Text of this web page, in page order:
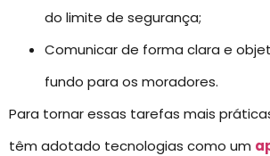
do limite de segurança;
Comunicar de forma clara e
fundo para os moradores.
Para tornar essas tarefas mais
têm adotado tecnologias como um